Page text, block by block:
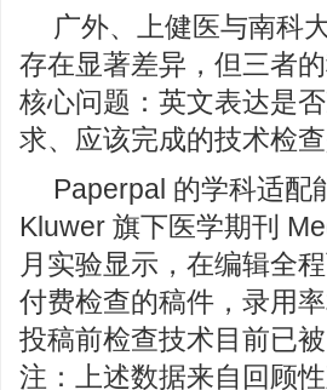
广外、上健医与南科
存在显著差异，但三者
核心问题：英文表达是
求、应该完成的技术检查
Paperpal 的学科适配
Kluwer 旗下医学期刊
月实验显示，在编辑全
付费检查的稿件，录用
投稿前检查技术目前已
注：上述数据来自回顾